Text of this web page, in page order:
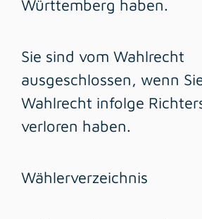
Württemberg haben.
Sie sind vom Wahlrecht
ausgeschlossen, wenn
Wahlrecht infolge
verloren haben.
Wählerverzeichnis